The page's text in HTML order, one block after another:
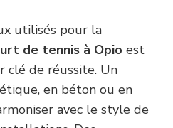
utilisés pour la
de tennis à Opio est
clé de réussite. Un
en béton ou en
avec le style de